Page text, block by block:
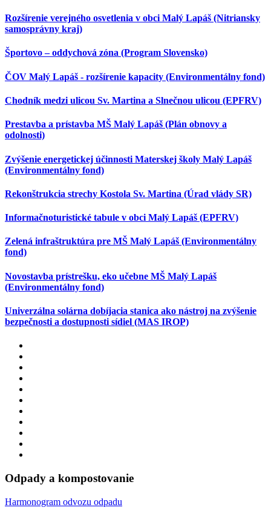
Rozšírenie verejného osvetlenia v obci Malý Lapáš (Nitriansky
samosprávny kraj)
Športovo – oddychová zóna (Program Slovensko)
ČOV Malý Lapáš - rozšírenie kapacity (Environmentálny fond)
Chodník medzi ulicou Sv. Martina a Slnečnou ulicou (EPFRV)
Prestavba a prístavba MŠ Malý Lapáš (Plán obnovy a
odolnosti)
Zvýšenie energetickej účinnosti Materskej školy Malý Lapáš
(Environmentálny fond)
Rekonštrukcia strechy Kostola Sv. Martina (Úrad vlády SR)
Informačnoturistické tabule v obci Malý Lapáš (EPFRV)
Zelená infraštruktúra pre MŠ Malý Lapáš (Environmentálny
fond)
Novostavba prístrešku, eko učebne MŠ Malý Lapáš
(Environmentálny fond)
Univerzálna solárna dobíjacia stanica ako nástroj na zvýšenie
bezpečnosti a dostupnosti sídiel (MAS IROP)
Odpady a kompostovanie
Harmonogram odvozu odpadu